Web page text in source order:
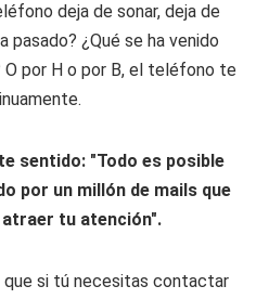
deja de sonar, deja de
pasado? ¿Qué se ha venido
O por H o por B, el teléfono te
sentido: "Todo es posible
por un millón de mails que
tu atención".
que si tú necesitas contactar